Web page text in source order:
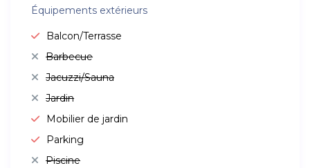
Équipements extérieurs
Balcon/Terrasse
Barbecue
Jacuzzi/Sauna
Jardin
Mobilier de jardin
Parking
Piscine